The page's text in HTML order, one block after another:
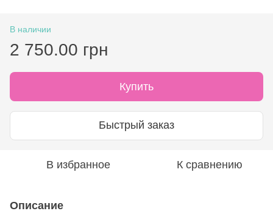
В наличии
2 750.00 грн
Купить
Быстрый заказ
В избранное К сравнению
Описание